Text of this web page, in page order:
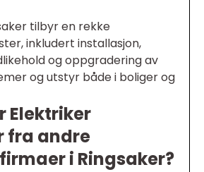
tilbyr en rekke
inkludert installasjon,
og oppgradering av
og utstyr både i boliger og
Elektriker
fra andre
i Ringsaker?